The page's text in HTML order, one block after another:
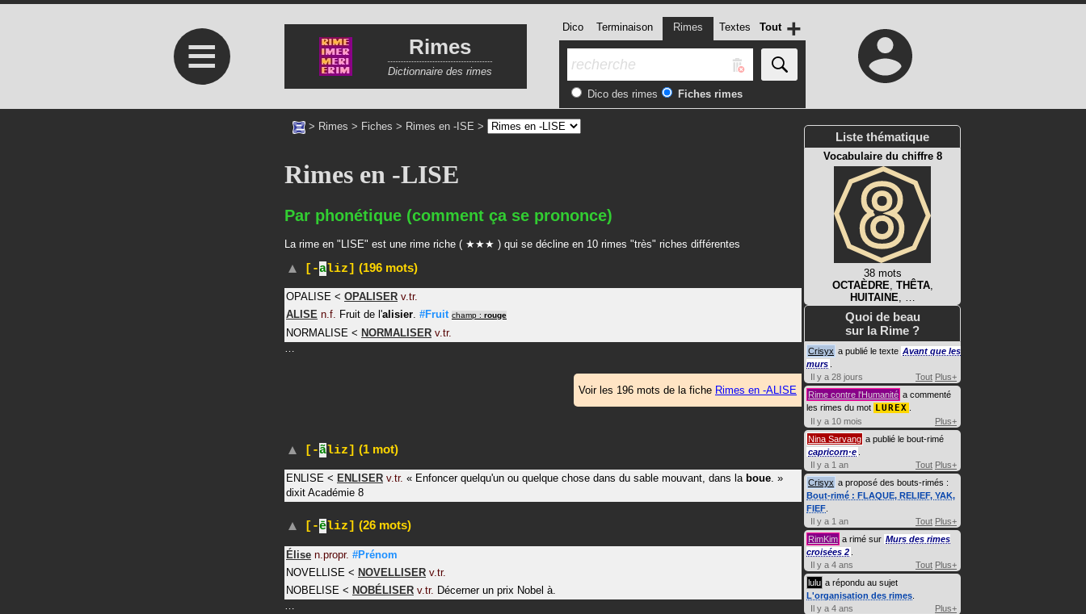
≡ Rimes
Dictionnaire des rimes
Dico Terminaison Rimes Textes Tout
Dico des rimes Fiches rimes
+
> Rimes > Fiches > Rimes en -ISE >
Rimes en -LISE
Par phonétique (comment ça se prononce)
La rime en "LISE" est une rime riche ( ★★★ ) qui se décline en 10 rimes "très" riches différentes
[-aliz] (196 mots)
OPALISE < OPALISER v.tr.
ALISE n.f. Fruit de l'alisier. #Fruit champ : rouge
NORMALISE < NORMALISER v.tr.
…
Voir les 196 mots de la fiche Rimes en -ALISE
[-ãliz] (1 mot)
ENLISE < ENLISER v.tr. « Enfoncer quelqu'un ou quelque chose dans du sable mouvant, dans la boue. »
dixit Académie 8
[-ēliz] (26 mots)
Élise n.propr. #Prénom
NOVELLISE < NOVELLISER v.tr.
NOBELISE < NOBÉLISER v.tr. Décerner un prix Nobel à.
Liste thématique
Vocabulaire du chiffre 8
38 mots
OCTAÈDRE, THÊTA,
HUITAINE, …
Quoi de beau
sur la Rime ?
Crisyx a publié le texte Avant que les
murs
Il y a 28 jours
Tout Plus+
Rime contre l'Humanité a commenté
les rimes du mot LUREX
Il y a 10 mois
Plus+
Nina Sarvang a publié le bout-rimé
capricorn·e
Il y a 1 an
Tout Plus+
Crisyx a proposé des bouts-rimés :
Bout-rimé : FLAQUE, RELIEF, YAK,
FIEF
Il y a 1 an
Tout Plus+
RimKim a rimé sur Murs des rimes
croisées 2
Il y a 4 ans
Tout Plus+
lulu a répondu au sujet
L'organisation des rimes
Il y a 4 ans
Plus+